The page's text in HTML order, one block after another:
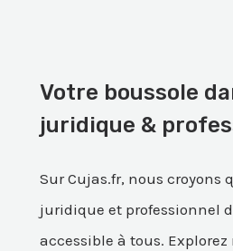
Votre boussole
juridique &
Sur Cujas.fr, nous croyons
juridique et professionnel
accessible à tous.